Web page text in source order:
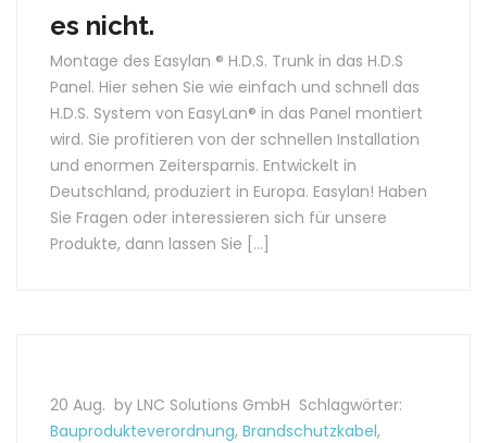
es nicht.
Montage des Easylan ® H.D.S. Trunk in das H.D.S
Panel. Hier sehen Sie wie einfach und schnell das
H.D.S. System von EasyLan® in das Panel montiert
wird. Sie profitieren von der schnellen Installation
und enormen Zeitersparnis. Entwickelt in
Deutschland, produziert in Europa. Easylan! Haben
Sie Fragen oder interessieren sich für unsere
Produkte, dann lassen Sie […]
20 Aug. by LNC Solutions GmbH Schlagwörter:
Bauprodukteverordnung, Brandschutzkabel,